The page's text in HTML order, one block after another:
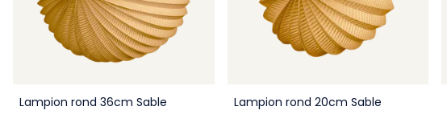
Lampion rond 36cm Sable Lampion rond 20cm Sable